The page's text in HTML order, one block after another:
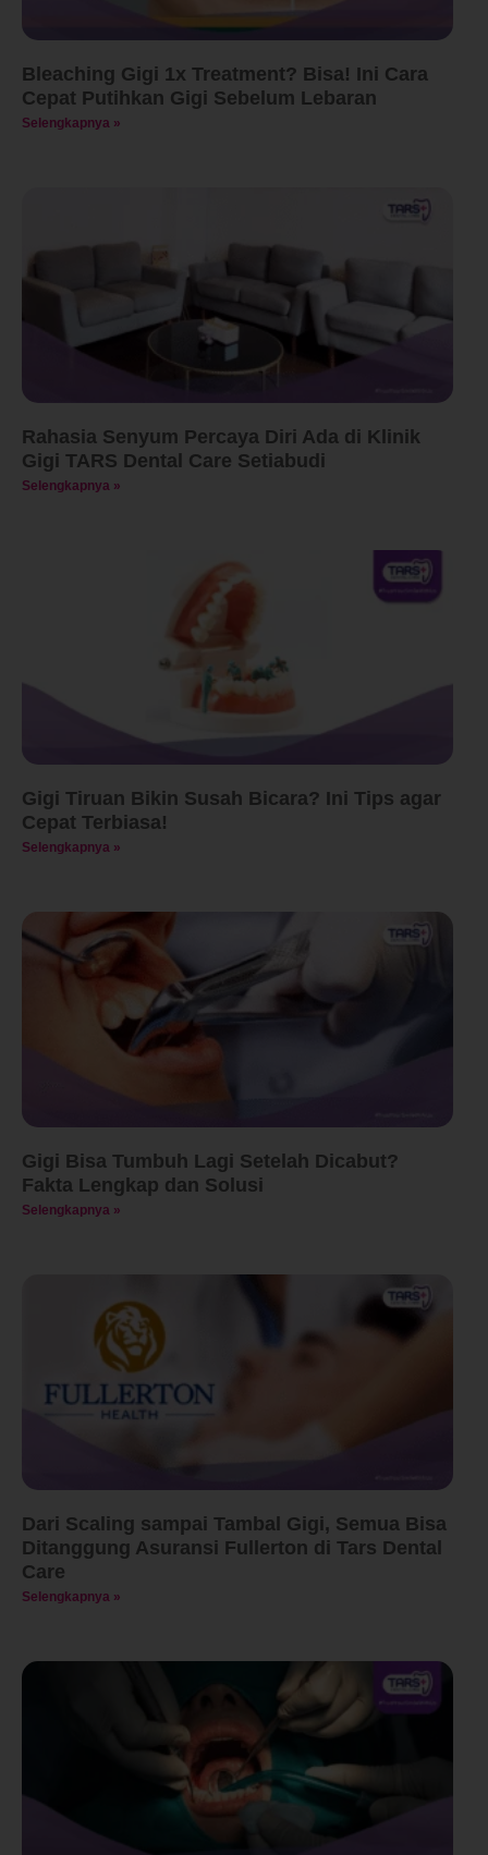
Bleaching Gigi 1x Treatment? Bisa! Ini Cara
Cepat Putihkan Gigi Sebelum Lebaran
Selengkapnya »
Rahasia Senyum Percaya Diri Ada di Klinik
Gigi TARS Dental Care Setiabudi
Selengkapnya »
Gigi Tiruan Bikin Susah Bicara? Ini Tips agar
Cepat Terbiasa!
Selengkapnya »
Gigi Bisa Tumbuh Lagi Setelah Dicabut?
Fakta Lengkap dan Solusi
Selengkapnya »
Dari Scaling sampai Tambal Gigi, Semua Bisa
Ditanggung Asuransi Fullerton di Tars Dental
Care
Selengkapnya »